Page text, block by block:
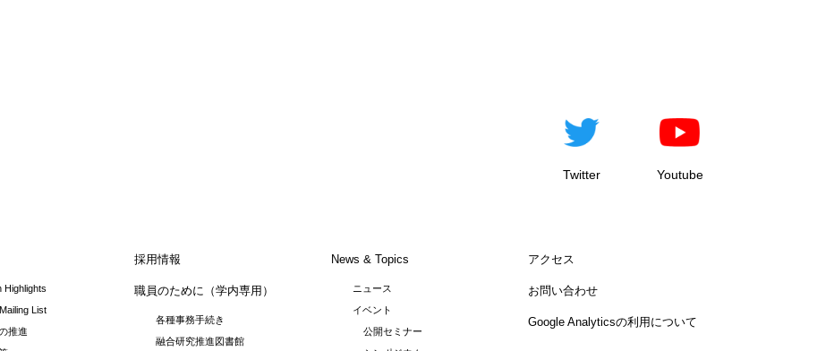
Twitter Youtube
Highlights
List
推進
採用情報
職員のために（学内専用）
各種事務手続き
融合研究推進図書館
News & Topics
ニュース
イベント
公開セミナー
アクセス
お問い合わせ
Google Analyticsの利用について